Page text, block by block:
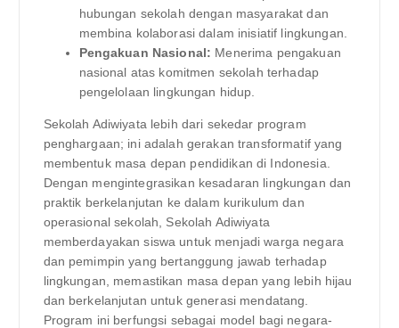
hubungan sekolah dengan masyarakat dan
membina kolaborasi dalam inisiatif lingkungan.
Pengakuan Nasional: Menerima pengakuan
nasional atas komitmen sekolah terhadap
pengelolaan lingkungan hidup.
Sekolah Adiwiyata lebih dari sekedar program
penghargaan; ini adalah gerakan transformatif yang
membentuk masa depan pendidikan di Indonesia.
Dengan mengintegrasikan kesadaran lingkungan dan
praktik berkelanjutan ke dalam kurikulum dan
operasional sekolah, Sekolah Adiwiyata
memberdayakan siswa untuk menjadi warga negara
dan pemimpin yang bertanggung jawab terhadap
lingkungan, memastikan masa depan yang lebih hijau
dan berkelanjutan untuk generasi mendatang.
Program ini berfungsi sebagai model bagi negara-